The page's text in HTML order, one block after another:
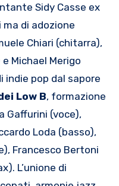
Sidy Casse ex
di adozione
Chiari (chitarra),
Michael Merigo
indie pop dal sapore
Low B, formazione
Gaffurini (voce),
Loda (basso),
Francesco Bertoni
L’unione di